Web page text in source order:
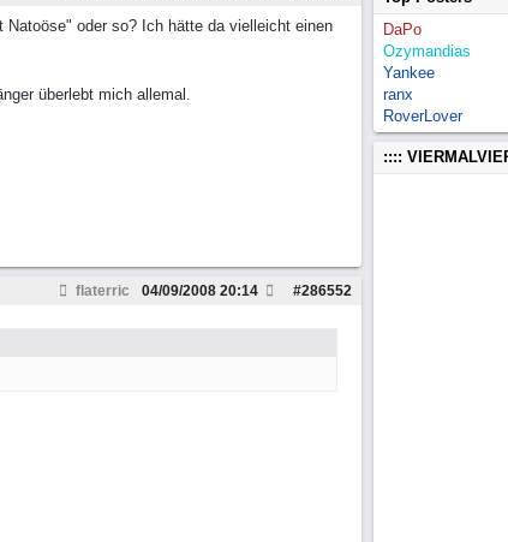
oder so? Ich hätte da vielleicht einen
überlebt mich allemal.
flaterric #286552
04/09/2008 20:14
DaPo
Ozymandias
Yankee
ranx
RoverLover
::::